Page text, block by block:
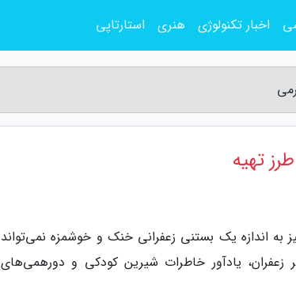
تهیه
اندازه یک بستنی زعفرانی خنک و خوشمزه نمی‌تواند
یادآور خاطرات شیرین کودکی و دورهمی‌های
اخبار تکنولوژی هنری استارتاپی